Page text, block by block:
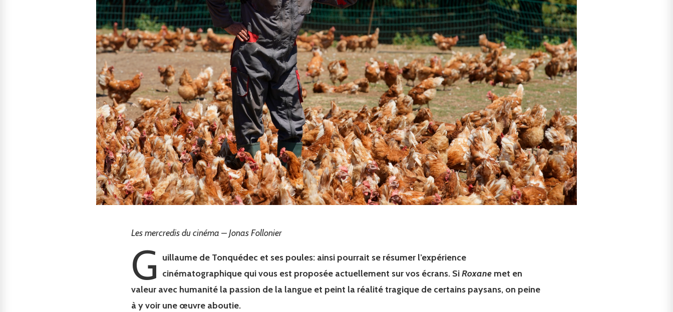
Les mercredis du cinéma – Jonas Follonier
G uillaume de Tonquédec et ses poules: ainsi pourrait se résumer l’expérience
cinématographique qui vous est proposée actuellement sur vos écrans. SiRoxane met en
valeur avec humanité la passion de la langue et peint la réalité tragique de certains paysans, on peine
à y voir une œuvre aboutie.